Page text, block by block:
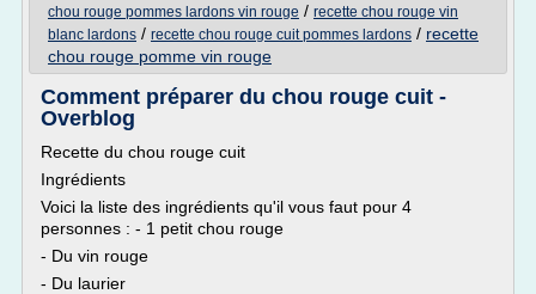
chou rouge pommes lardons vin rouge / recette chou rouge vin
blanc lardons / recette chou rouge cuit pommes lardons / recette
chou rouge pomme vin rouge
Comment préparer du chou rouge cuit -
Overblog
Recette du chou rouge cuit
Ingrédients
Voici la liste des ingrédients qu'il vous faut pour 4
personnes : - 1 petit chou rouge
- Du vin rouge
- Du laurier